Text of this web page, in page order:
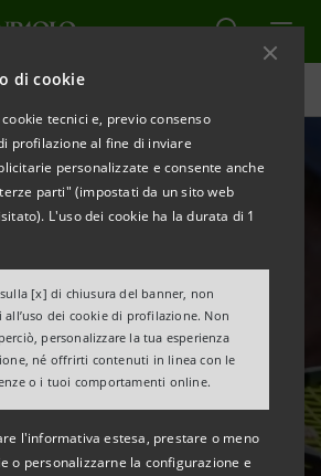
di cookie
tecnici e, previo consenso
profilazione al fine di inviare
personalizzate e consente anche
parti" (impostati da un sito web
L'uso dei cookie ha la durata di 1
[x] di chiusura del banner, non
all’uso dei cookie di profilazione. Non
personalizzare la tua esperienza
né offrirti contenuti in linea con le
o i tuoi comportamenti online.
l'informativa estesa, prestare o meno
o personalizzarne la configurazione e
lo sport e il
dell’inclusione